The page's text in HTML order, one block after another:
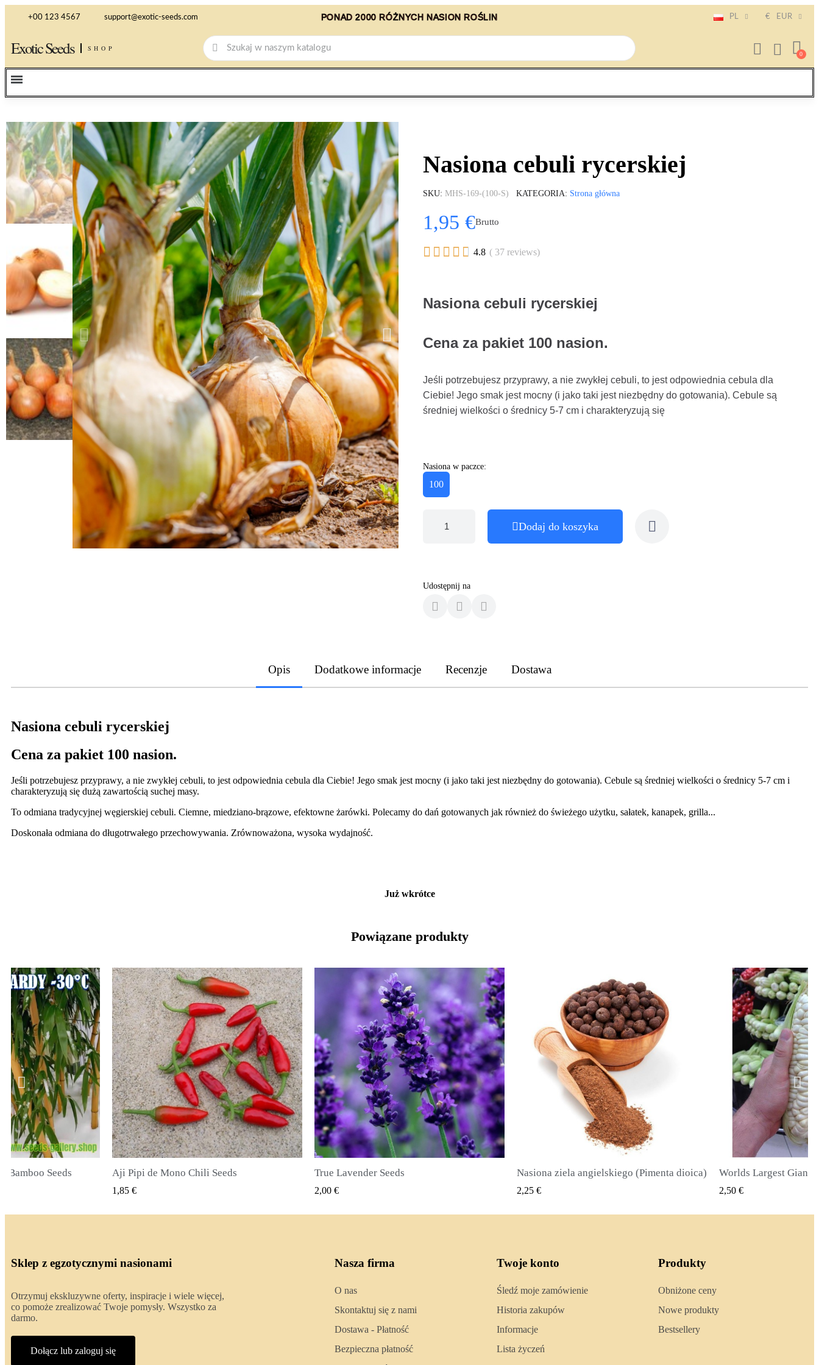
+00 123 4567 support@exotic-seeds.com PONAD 2000 RÓŻNYCH NASION ROŚLIN PL € EUR
Exotic Seeds SHOP
Nasiona cebuli rycerskiej
SKU MHS-169-(100-S) KATEGORIA Strona główna
1,95 €Brutto
     4.8 ( 37 reviews)
Nasiona cebuli rycerskiej
Cena za pakiet 100 nasion.
Jeśli potrzebujesz przyprawy, a nie zwykłej cebuli, to jest odpowiednia cebula dla
Ciebie! Jego smak jest mocny (i jako taki jest niezbędny do gotowania). Cebule są
średniej wielkości o średnicy 5-7 cm i charakteryzują się
Nasiona w paczce:
100
Dodaj do koszyka
Udostępnij na
Opis Dodatkowe informacje Recenzje Dostawa
Nasiona cebuli rycerskiej
Cena za pakiet 100 nasion.
Jeśli potrzebujesz przyprawy, a nie zwykłej cebuli, to jest odpowiednia cebula dla Ciebie! Jego smak jest mocny (i jako taki jest niezbędny do gotowania). Cebule są średniej wielkości o średnicy 5-7 cm i
charakteryzują się dużą zawartością suchej masy.
To odmiana tradycyjnej węgierskiej cebuli. Ciemne, miedziano-brązowe, efektowne żarówki. Polecamy do dań gotowanych jak również do świeżego użytku, sałatek, kanapek, grilla...
Doskonała odmiana do długotrwałego przechowywania. Zrównoważona, wysoka wydajność.
Już wkrótce
Powiązane produkty
Seeds SZYBKI PODGLĄD
True Lavender Seeds
2,00 €
SZYBKI PODGLĄD
Nasiona ziela angielskiego (Pimenta dioica)
2,25 €
SZYBKI PODGLĄD Worlds Largest Giant Corn Seeds Cuzco - Cusco
2,50 €
SZYBKI
2,40 €
Sklep z egzotycznymi nasionami
Otrzymuj ekskluzywne oferty, inspiracje i wiele więcej,
co pomoże zrealizować Twoje pomysły. Wszystko za
darmo.
Dołącz lub zaloguj się
Nasza firma
O nas
Skontaktuj się z nami
Dostawa - Płatność
Bezpieczna płatność
Twoje konto
Śledź moje zamówienie
Historia zakupów
Informacje
Lista życzeń
Produkty
Obniżone ceny
Nowe produkty
Bestsellery